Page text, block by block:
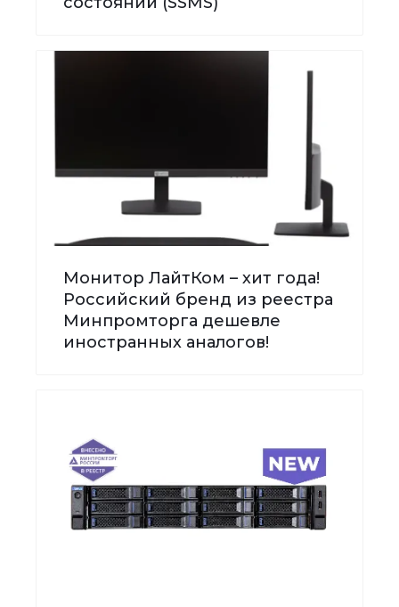
Монитор ЛайтКом – хит года!
Российский бренд из реестра
Минпромторга дешевле
иностранных аналогов!